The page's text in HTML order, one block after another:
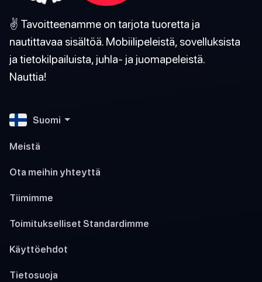
✌️ Tavoitteenamme on tarjota tuoretta ja
nautittavaa sisältöä. Mobiilipeleistä, sovelluksista
ja tietokilpailuista, juhla- ja juomapeleistä.
Nauttia!
Suomi
Meistä
Ota meihin yhteyttä
Tiimimme
Toimitukselliset Standardimme
Käyttöehdot
Tietosuoja